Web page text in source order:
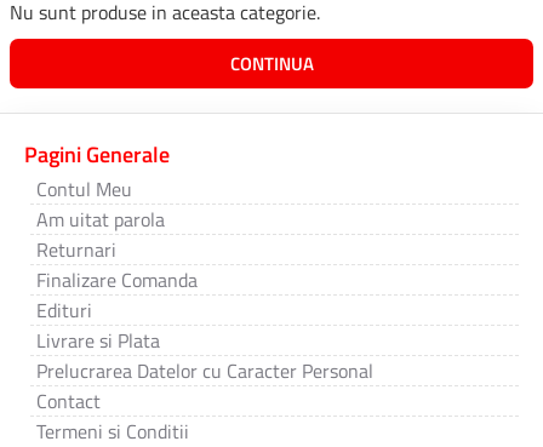
Nu sunt produse in aceasta categorie.
CONTINUA
Pagini Generale
Contul Meu
Am uitat parola
Returnari
Finalizare Comanda
Edituri
Livrare si Plata
Prelucrarea Datelor cu Caracter Personal
Contact
Termeni si Conditii